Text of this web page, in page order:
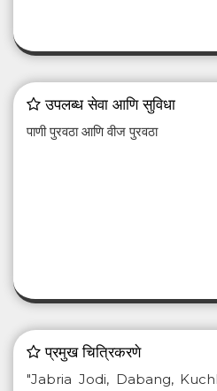
उपलब्ध सेवा आणि सुविधा
पाणी पुरवठा आणि वीज पुरवठा
प्रमुख चित्रिकरणे
"Jabria Jodi, Dabang,